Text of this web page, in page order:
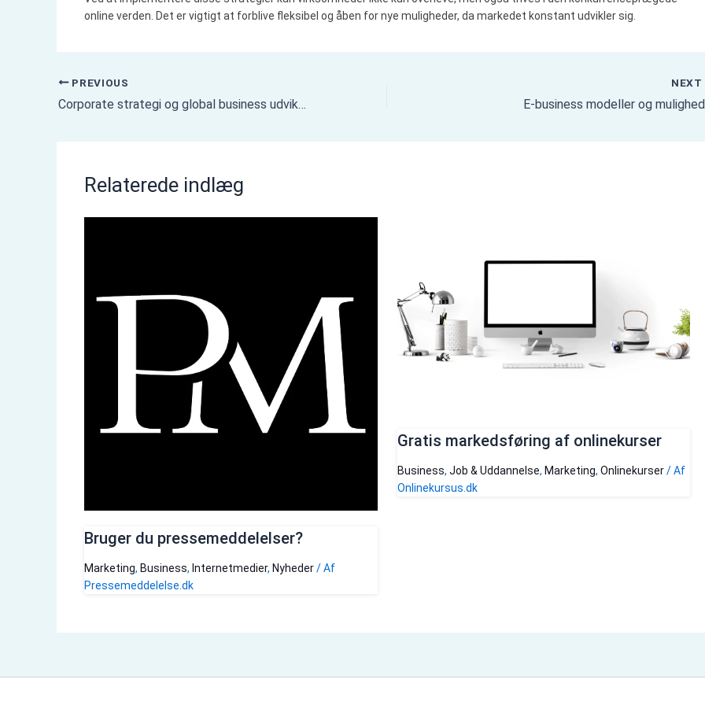
online verden. Det er vigtigt at forblive fleksibel og åben for nye muligheder, da markedet konstant udvikler sig.
PREVIOUS
Corporate strategi og global business udvikling
NEXT
E-business modeller og
Relaterede indlæg
Bruger du pressemeddelelser?
Marketing, Business, Internetmedier, Nyheder/ Af
Pressemeddelelse.dk
Gratis markedsføring af onlinekurser
Business, Job & Uddannelse, Marketing, Onlinekurser/ Af
Onlinekursus.dk